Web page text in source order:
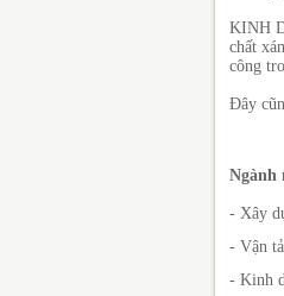
KINH
chất
công
Đây
Ngành
- Xây
- Vận
- Kinh